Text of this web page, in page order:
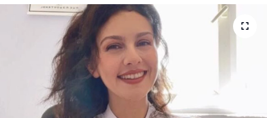
Magazin
Duyurular
Teknoloji
Yerel Haber
Akhisar Emlak
Duyurular
Tarım-Gıda
Sektörel
Röportaj